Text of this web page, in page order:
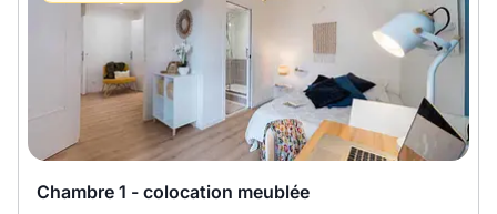
Chambre 1 - colocation meublée